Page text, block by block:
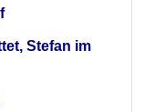
Stefan im